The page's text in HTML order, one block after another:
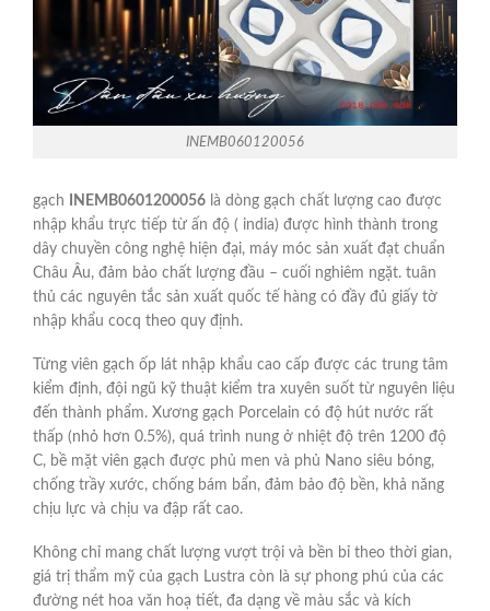
INEMB060120056
gạch INEMB0601200056 là dòng gạch chất lượng cao được
nhập khẩu trực tiếp từ ấn độ ( india) được hình thành trong
dây chuyền công nghệ hiện đại, máy móc sản xuất đạt chuẩn
Châu Âu, đảm bảo chất lượng đầu – cuối nghiêm ngặt. tuân
thủ các nguyên tắc sản xuất quốc tế hàng có đầy đủ giấy tờ
nhập khẩu cocq theo quy định.
Từng viên gạch ốp lát nhập khẩu cao cấp được các trung tâm
kiểm định, đội ngũ kỹ thuật kiểm tra xuyên suốt từ nguyên liệu
đến thành phẩm. Xương gạch Porcelain có độ hút nước rất
thấp (nhỏ hơn 0.5%), quá trình nung ở nhiệt độ trên 1200 độ
C, bề mặt viên gạch được phủ men và phủ Nano siêu bóng,
chống trầy xước, chống bám bẩn, đảm bảo độ bền, khả năng
chịu lực và chịu va đập rất cao.
Không chỉ mang chất lượng vượt trội và bền bỉ theo thời gian,
giá trị thẩm mỹ của gạch Lustra còn là sự phong phú của các
đường nét hoa văn hoạ tiết, đa dạng về màu sắc và kích